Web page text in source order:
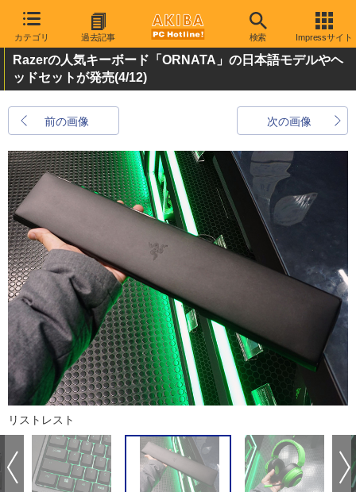
カテゴリ 過去記事 検索 Impressサイト
Razerの人気キーボード「ORNATA」の日本語モデルやヘ
ッドセットが発売(4/12)
前の画像 次の画像
リストレスト